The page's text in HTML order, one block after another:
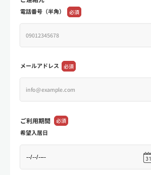
電話番号（半角） 必須
メールアドレス 必須
ご利用期間 必須
希望入居日